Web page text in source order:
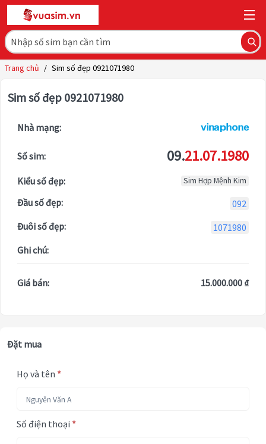
Trang chủ / Sim số đẹp 0921071980
Sim số đẹp 0921071980
Nhà mạng:
Số sim: 09.21.07.1980
Kiểu số đẹp: Sim Hợp Mệnh Kim
Đầu số đẹp:
092
Đuôi số đẹp:
1071980
Ghi chú:
Giá bán: 15.000.000 ₫
Đặt mua
Họ và tên *
Số điện thoại *